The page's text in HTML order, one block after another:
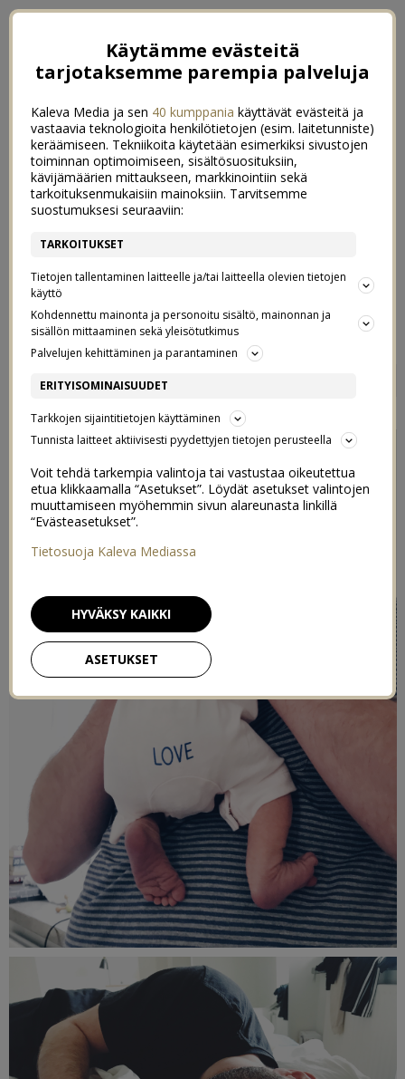
BÄSTA PAPPA
Käytämme evästeitä
tarjotaksemme parempia palveluja
Kaleva Media ja sen 40 kumppania käyttävät evästeitä ja
vastaavia teknologioita henkilötietojen (esim. laitetunniste)
keräämiseen. Tekniikoita käytetään esimerkiksi sivustojen
toiminnan optimoimiseen, sisältösuosituksiin,
kävijämäärien mittaukseen, markkinointiin sekä
tarkoituksenmukaisiin mainoksiin. Tarvitsemme
suostumuksesi seuraaviin:
TARKOITUKSET
Tietojen tallentaminen laitteelle ja/tai laitteella olevien tietojen
käyttö
Kohdennettu mainonta ja personoitu sisältö, mainonnan ja
sisällön mittaaminen sekä yleisötutkimus
Palvelujen kehittäminen ja parantaminen
ERITYISOMINAISUUDET
Tarkkojen sijaintitietojen käyttäminen
Tunnista laitteet aktiivisesti pyydettyjen tietojen perusteella
Voit tehdä tarkempia valintoja tai vastustaa oikeutettua
etua klikkaamalla “Asetukset”. Löydät asetukset valintojen
muuttamiseen myöhemmin sivun alareunasta linkillä
“Evästeasetukset”.
Tietosuoja Kaleva Mediassa
ASETUKSET
HYVÄKSY KAIKKI